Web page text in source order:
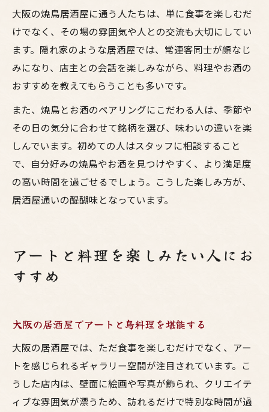
大阪の焼鳥居酒屋に通う人たちは、単に食事を楽しむだ
けでなく、その場の雰囲気や人との交流も大切にしてい
ます。隠れ家のような居酒屋では、常連客同士が顔なじ
みになり、店主との会話を楽しみながら、料理やお酒の
おすすめを教えてもらうことも多いです。
また、焼鳥とお酒のペアリングにこだわる人は、季節や
その日の気分に合わせて銘柄を選び、味わいの違いを楽
しんでいます。初めての人はスタッフに相談すること
で、自分好みの焼鳥やお酒を見つけやすく、より満足度
の高い時間を過ごせるでしょう。こうした楽しみ方が、
居酒屋通いの醍醐味となっています。
アートと料理を楽しみたい人にお
すすめ
大阪の居酒屋でアートと鳥料理を堪能する
大阪の居酒屋では、ただ食事を楽しむだけでなく、アー
トを感じられるギャラリー空間が注目されています。こ
うした店内は、壁面に絵画や写真が飾られ、クリエイテ
ィブな雰囲気が漂うため、訪れるだけで特別な時間が過